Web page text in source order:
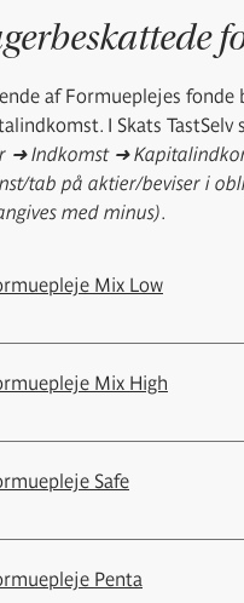
af Formueplejes
I Skats
➜Indkomst ➜
tab på aktier/beviser i
med minus).
Mix Low
Mix High
Safe
Penta